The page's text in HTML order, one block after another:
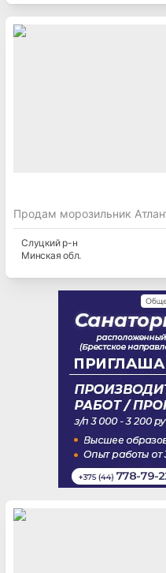
Продам морозильник
Слуцкийр-н
Минская обл.